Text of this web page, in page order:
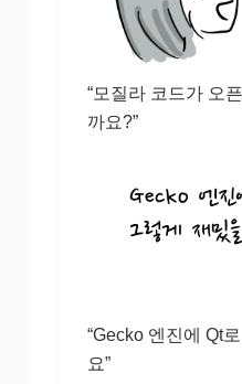
“모질라 코드가 오
까요?”
“Gecko 엔진에 Qt
요”